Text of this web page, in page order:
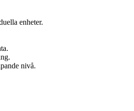
enheter.
nivå.